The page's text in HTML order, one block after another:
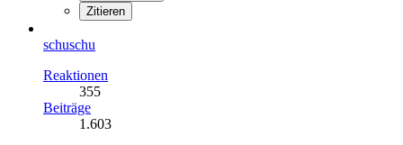
Zitieren
schuschu
Reaktionen
355
Beiträge
1.603